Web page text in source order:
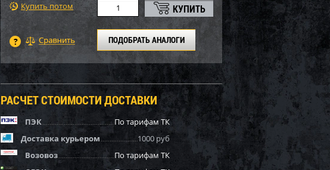
Купить потом
ПОДОБРАТЬ АНАЛОГИ
РАСЧЕТ СТОИМОСТИ ДОСТАВКИ
ПЭК
По тарифам ТК
Доставка курьером
1000 руб
Возовоз
По тарифам ТК